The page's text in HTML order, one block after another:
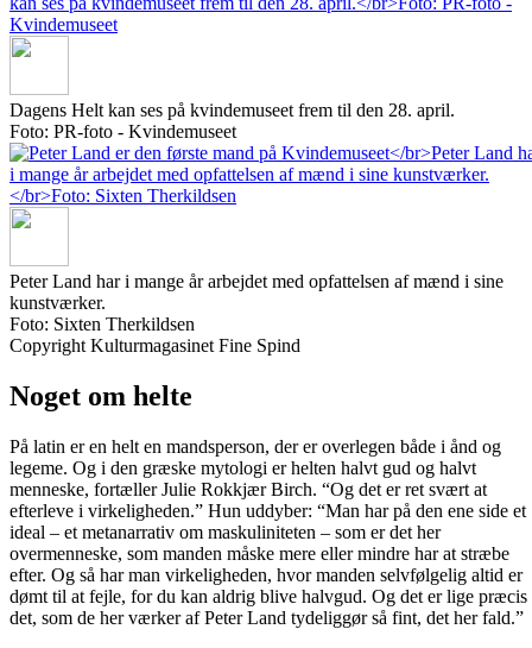
Dagens Helt kan ses på kvindemuseet frem til den 28. april.
Foto: PR-foto - Kvindemuseet
Peter Land har i mange år arbejdet med opfattelsen af mænd i sine
kunstværker.
Foto: Sixten Therkildsen
Copyright Kulturmagasinet Fine Spind
Noget om helte
På latin er en helt en mandsperson, der er overlegen både i ånd og
legeme. Og i den græske mytologi er helten halvt gud og halvt
menneske, fortæller Julie Rokkjær Birch. “Og det er ret svært at
efterleve i virkeligheden.” Hun uddyber: “Man har på den ene side et
ideal – et metanarrativ om maskuliniteten – som er det her
overmenneske, som manden måske mere eller mindre har at stræbe
efter. Og så har man virkeligheden, hvor manden selvfølgelig altid er
dømt til at fejle, for du kan aldrig blive halvgud. Og det er lige præcis
det, som de her værker af Peter Land tydeliggør så fint, det her fald.”